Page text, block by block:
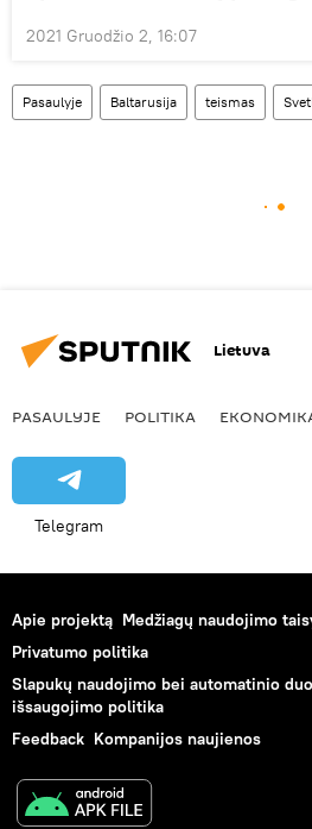
2021 Gruodžio 2, 16:07
Pasaulyje Baltarusija teismas
Lietuva
PASAULYJE POLITIKA
Telegram
Apie projektą Medžiagų naudojimo
Privatumo politika
Slapukų naudojimo bei automatinio
išsaugojimo politika
Feedback Kompanijos naujienos